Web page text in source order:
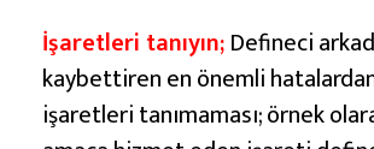
İşaretleri tanıyın;Defineci
kaybettiren en önemli
işaretleri tanımaması; örnek